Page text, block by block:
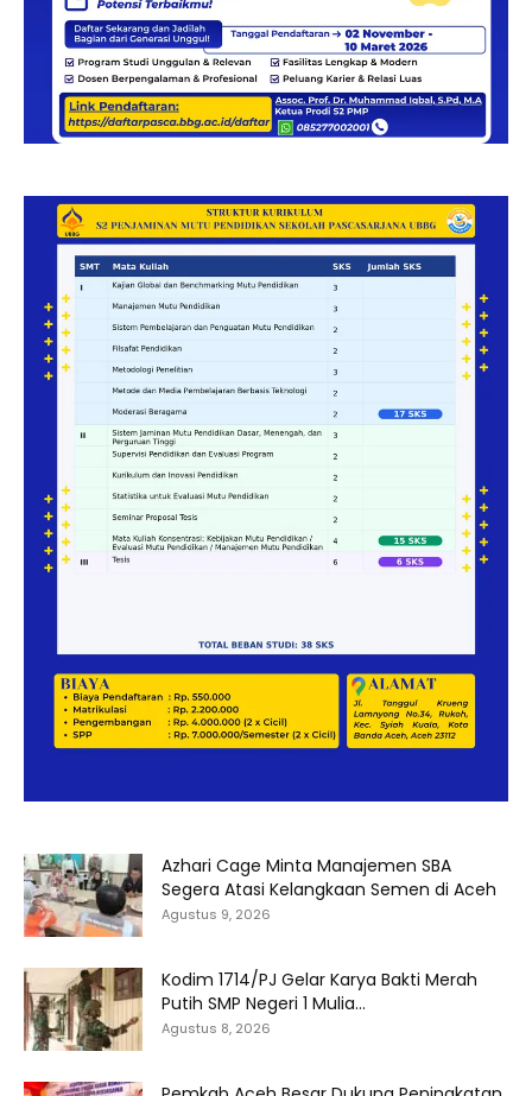
Azhari Cage Minta Manajemen SBA
Segera Atasi Kelangkaan Semen di Aceh
Agustus 9, 2026
Kodim 1714/PJ Gelar Karya Bakti Merah
Putih SMP Negeri 1 Mulia...
Agustus 8, 2026